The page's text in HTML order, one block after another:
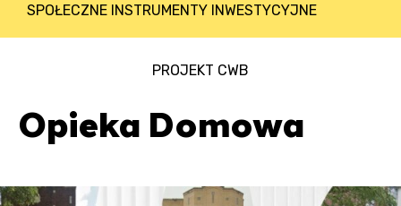
SPOŁECZNE INSTRUMENTY INWESTYCYJNE
PROJEKT CWB
Opieka Domowa